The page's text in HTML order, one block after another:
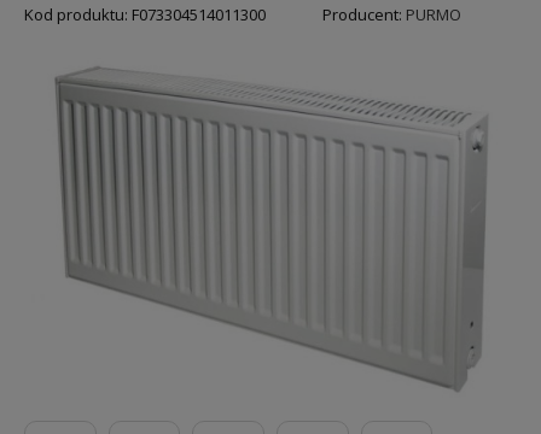
Kod produktu: F073304514011300 Producent: PURMO